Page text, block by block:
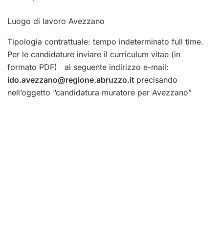
Luogo di lavoro Avezzano
Tipologia contrattuale: tempo indeterminato full time.
Per le candidature inviare il curriculum vitae (in
formato PDF) al seguente indirizzo e-mail:
ido.avezzano@regione.abruzzo.it precisando
nell’oggetto “candidatura muratore per Avezzano”